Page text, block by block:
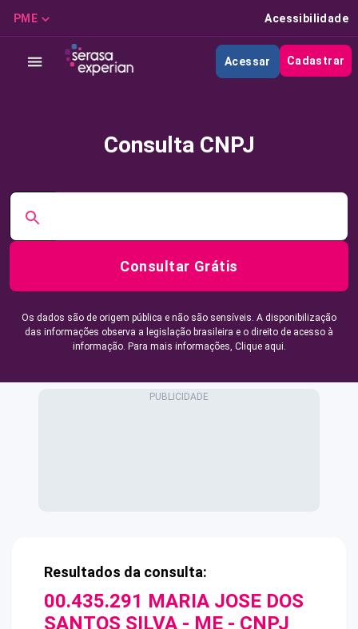
PME Acessibilidade
Acessar Cadastrar
Consulta CNPJ
Consultar Grátis
Os dados são de origem pública e não são sensíveis. A disponibilização
das informações observa a legislação brasileira e o direito de acesso à
informação. Para mais informações, Clique aqui.
Resultados da consulta:
00.435.291 MARIA JOSE DOS
SANTOS SILVA - ME - CNPJ